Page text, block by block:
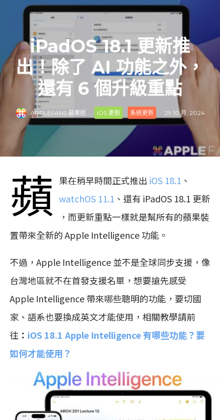
iPadOS 18.1 更新推
出！除了 AI 功能之外，
還有 6 個升級重點
APPLEFANS 蘋果迷 iOS 更新 系統更新 29 10 月, 2024
蘋 果在稍早時間正式推出 iOS 18.1 、
watchOS 11.1 、還有 iPadOS 18.1 更新
，而更新重點一樣就是幫所有的蘋果裝
置帶來全新的 Apple Intelligence 功能。
不過，Apple Intelligence 並不是全球同步支援，像
台灣地區就不在首發支援名單，想要搶先感受
Apple Intelligence 帶來哪些聰明的功能，要切國
家、語系也要換成英文才能使用，相關教學請前
往 ： iOS 18.1 Apple Intelligence 有哪些功能？要
如何才能使用？